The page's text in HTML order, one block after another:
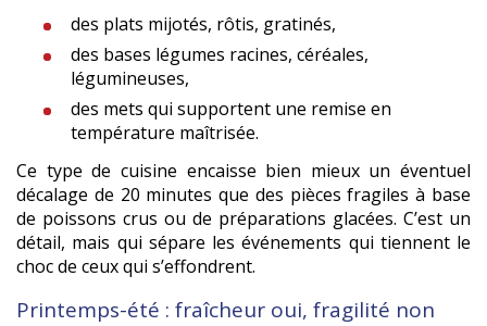
des plats mijotés, rôtis, gratinés,
des bases légumes racines, céréales,
légumineuses,
des mets qui supportent une remise en
température maîtrisée.
Ce type de cuisine encaisse bien mieux un éventuel
décalage de 20 minutes que des pièces fragiles à base
de poissons crus ou de préparations glacées. C’est un
détail, mais qui sépare les événements qui tiennent le
choc de ceux qui s’effondrent.
Printemps-été : fraîcheur oui, fragilité non